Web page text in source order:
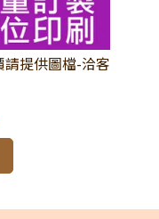
提供圖檔-洽客